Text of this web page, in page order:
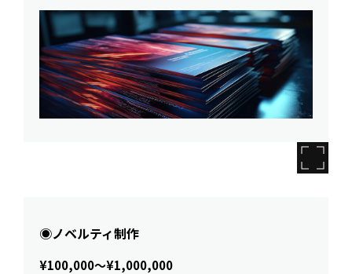
◉ノベルティ制作
¥100,000〜¥1,000,000